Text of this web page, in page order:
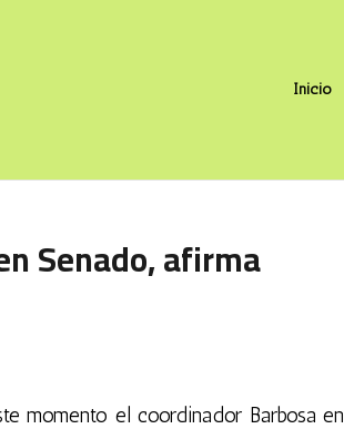
Inicio
Senado, afirma
momento el coordinador Barbosa en